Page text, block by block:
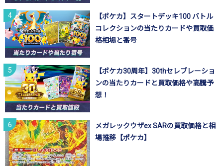
【ポケカ】スタートデッキ100 バトル
コレクションの当たりカードや買取価
格相場と番号
【ポケカ30周年】30thセレブレーショ
ンの当たりカードと買取価格や高騰予
想！
メガレックウザex SARの買取価格と相
場推移【ポケカ】